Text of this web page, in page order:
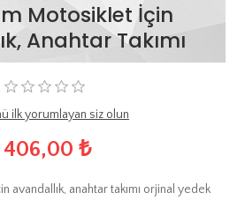
Motosiklet İçin
Anahtar Takımı
ilk yorumlayan siz olun
406,00 ₺
avandallık, anahtar takımı orjinal yedek